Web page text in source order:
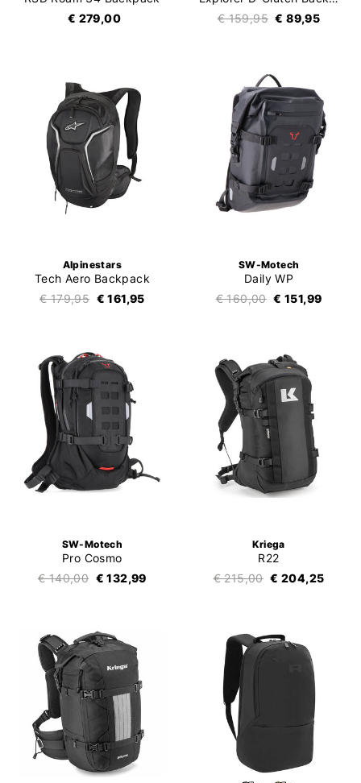
€ 279,00
€ 159,95 € 89,95
Alpinestars
Tech Aero Backpack
€ 179,95 € 161,95
SW-Motech
Daily WP
€ 160,00 € 151,99
SW-Motech
Pro Cosmo
€ 140,00 € 132,99
Kriega
R22
€ 215,00 € 204,25